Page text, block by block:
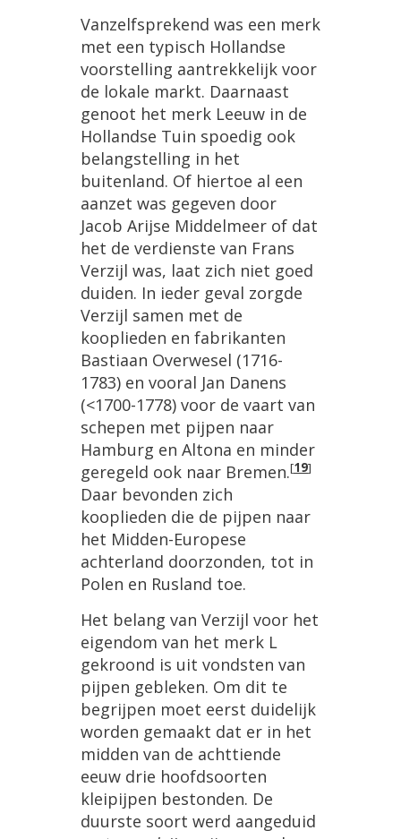
Vanzelfsprekend was een merk
met een typisch Hollandse
voorstelling aantrekkelijk voor
de lokale markt. Daarnaast
genoot het merk Leeuw in de
Hollandse Tuin spoedig ook
belangstelling in het
buitenland. Of hiertoe al een
aanzet was gegeven door
Jacob Arijse Middelmeer of dat
het de verdienste van Frans
Verzijl was, laat zich niet goed
duiden. In ieder geval zorgde
Verzijl samen met de
kooplieden en fabrikanten
Bastiaan Overwesel (1716-
1783) en vooral Jan Danens
(<1700-1778) voor de vaart van
schepen met pijpen naar
Hamburg en Altona en minder
geregeld ook naar Bremen.[19]
Daar bevonden zich
kooplieden die de pijpen naar
het Midden-Europese
achterland doorzonden, tot in
Polen en Rusland toe.
Het belang van Verzijl voor het
eigendom van het merk L
gekroond is uit vondsten van
pijpen gebleken. Om dit te
begrijpen moet eerst duidelijk
worden gemaakt dat er in het
midden van de achttiende
eeuw drie hoofdsoorten
kleipijpen bestonden. De
duurste soort werd aangeduid